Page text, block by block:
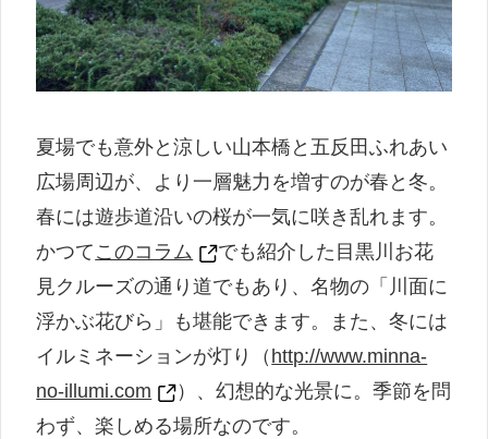
夏場でも意外と涼しい山本橋と五反田ふれあい
広場周辺が、より一層魅力を増すのが春と冬。
春には遊歩道沿いの桜が一気に咲き乱れます。
かつて このコラム
でも紹介した目黒川お花
見クルーズの通り道でもあり、名物の「川面に
浮かぶ花びら」も堪能できます。また、冬には
イルミネーションが灯り（ http://www.minna-
no-illumi.com
）、幻想的な光景に。季節を問
わず、楽しめる場所なのです。